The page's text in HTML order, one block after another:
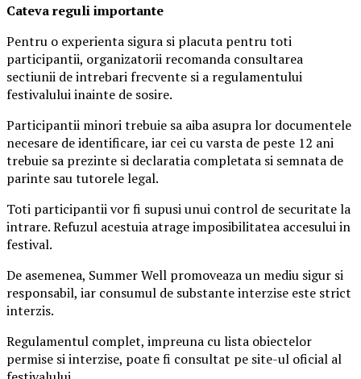
Cateva reguli importante
Pentru o experienta sigura si placuta pentru toti
participantii, organizatorii recomanda consultarea
sectiunii de intrebari frecvente si a regulamentului
festivalului inainte de sosire.
Participantii minori trebuie sa aiba asupra lor documentele
necesare de identificare, iar cei cu varsta de peste 12 ani
trebuie sa prezinte si declaratia completata si semnata de
parinte sau tutorele legal.
Toti participantii vor fi supusi unui control de securitate la
intrare. Refuzul acestuia atrage imposibilitatea accesului in
festival.
De asemenea, Summer Well promoveaza un mediu sigur si
responsabil, iar consumul de substante interzise este strict
interzis.
Regulamentul complet, impreuna cu lista obiectelor
permise si interzise, poate fi consultat pe site-ul oficial al